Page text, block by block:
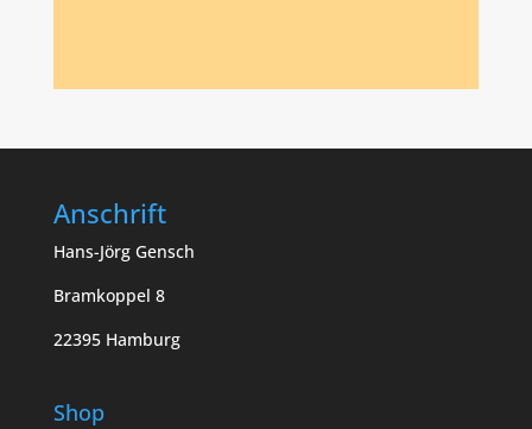
Anschrift
Hans-Jörg Gensch
Bramkoppel 8
22395 Hamburg
Shop